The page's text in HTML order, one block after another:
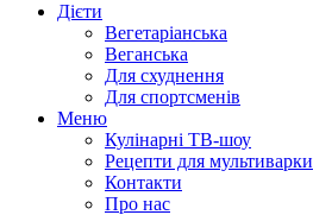
Дієти
Вегетаріанська
Веганська
Для схуднення
Для спортсменів
Меню
Кулінарні ТВ-шоу
Рецепти для мультиварки
Контакти
Про нас